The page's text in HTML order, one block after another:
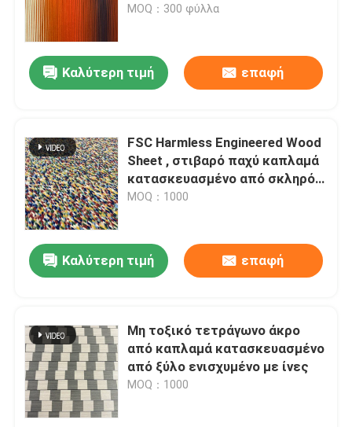
Προϊόντα
Βίντεο
χρώμα Νεόν
MOQ：300 φύλλα
Καλύτερη τιμή επαφή
FSC Harmless Engineered Wood
Sheet , στιβαρό παχύ καπλαμά
κατασκευασμένο από σκληρό
ξύλο
MOQ：1000
Καλύτερη τιμή επαφή
Μη τοξικό τετράγωνο άκρο
από καπλαμά κατασκευασμένο
από ξύλο ενισχυμένο με ίνες
MOQ：1000